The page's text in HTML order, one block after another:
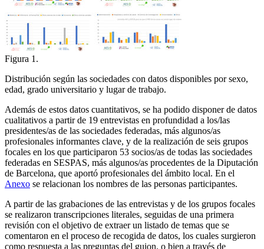
Figura 1.
Distribución según las sociedades con datos disponibles por sexo,
edad, grado universitario y lugar de trabajo.
Además de estos datos cuantitativos, se ha podido disponer de datos
cualitativos a partir de 19 entrevistas en profundidad a los/las
presidentes/as de las sociedades federadas, más algunos/as
profesionales informantes clave, y de la realización de seis grupos
focales en los que participaron 53 socios/as de todas las sociedades
federadas en SESPAS, más algunos/as procedentes de la Diputación
de Barcelona, que aportó profesionales del ámbito local. En el
Anexo se relacionan los nombres de las personas participantes.
A partir de las grabaciones de las entrevistas y de los grupos focales
se realizaron transcripciones literales, seguidas de una primera
revisión con el objetivo de extraer un listado de temas que se
comentaron en el proceso de recogida de datos, los cuales surgieron
como respuesta a las preguntas del guion, o bien a través de